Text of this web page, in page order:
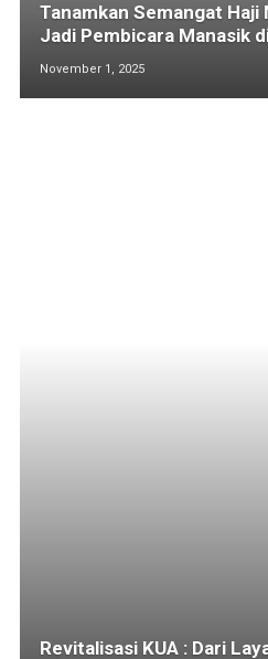
Tanamkan Semangat Haji
Jadi Pembicara Manasik
November 1, 2025
Revitalisasi KUA : Dari